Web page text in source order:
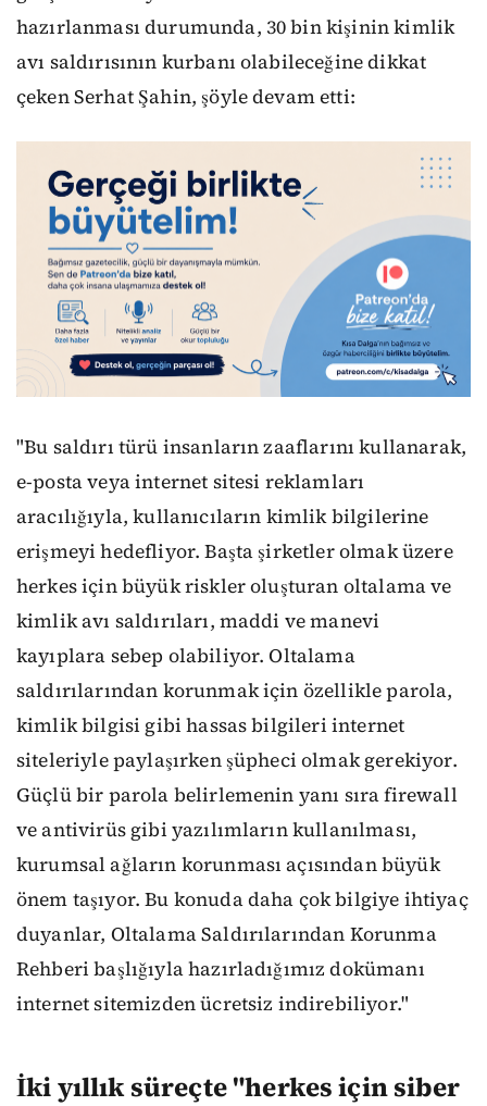
hazırlanması durumunda, 30 bin kişinin kimlik
avı saldırısının kurbanı olabileceğine dikkat
çeken Serhat Şahin, şöyle devam etti:
"Bu saldırı türü insanların zaaflarını kullanarak,
e-posta veya internet sitesi reklamları
aracılığıyla, kullanıcıların kimlik bilgilerine
erişmeyi hedefliyor. Başta şirketler olmak üzere
herkes için büyük riskler oluşturan oltalama ve
kimlik avı saldırıları, maddi ve manevi
kayıplara sebep olabiliyor. Oltalama
saldırılarından korunmak için özellikle parola,
kimlik bilgisi gibi hassas bilgileri internet
siteleriyle paylaşırken şüpheci olmak gerekiyor.
Güçlü bir parola belirlemenin yanı sıra firewall
ve antivirüs gibi yazılımların kullanılması,
kurumsal ağların korunması açısından büyük
önem taşıyor. Bu konuda daha çok bilgiye ihtiyaç
duyanlar, Oltalama Saldırılarından Korunma
Rehberi başlığıyla hazırladığımız dokümanı
internet sitemizden ücretsiz indirebiliyor."
İki yıllık süreçte "herkes için siber